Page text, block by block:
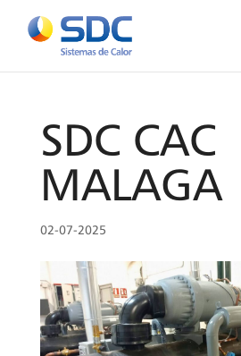
SDC CAC
MALAGA
02-07-2025